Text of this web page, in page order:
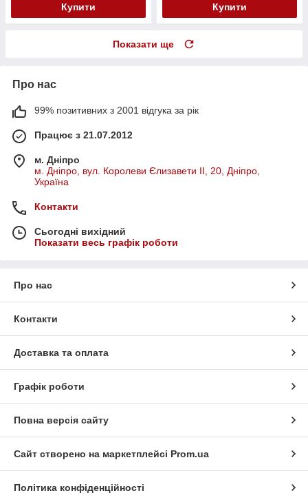
Купити Купити
Показати ще
Про нас
99% позитивних з 2001 відгука за рік
Працює з 21.07.2012
м. Дніпро
м. Дніпро, вул. Королеви Єлизавети ІІ, 20, Дніпро,
Україна
Контакти
Сьогодні вихідний
Показати весь графік роботи
Про нас
Контакти
Доставка та оплата
Графік роботи
Повна версія сайту
Сайт створено на маркетплейсі Prom.ua
Політика конфіденційності